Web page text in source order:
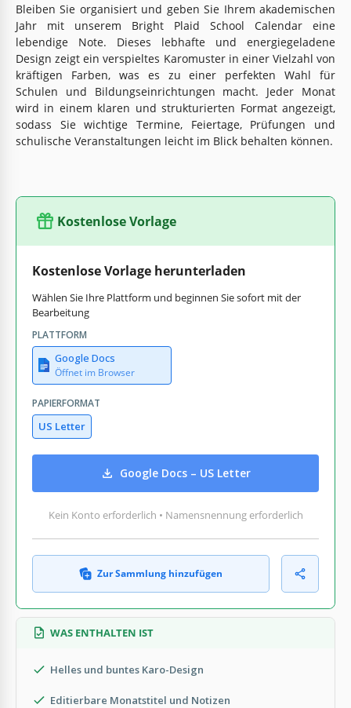
Bleiben Sie organisiert und geben Sie Ihrem akademischen
Jahr mit unserem Bright Plaid School Calendar eine
lebendige Note. Dieses lebhafte und energiegeladene
Design zeigt ein verspieltes Karomuster in einer Vielzahl von
kräftigen Farben, was es zu einer perfekten Wahl für
Schulen und Bildungseinrichtungen macht. Jeder Monat
wird in einem klaren und strukturierten Format angezeigt,
sodass Sie wichtige Termine, Feiertage, Prüfungen und
schulische Veranstaltungen leicht im Blick behalten können.
Kostenlose Vorlage
Kostenlose Vorlage herunterladen
Wählen Sie Ihre Plattform und beginnen Sie sofort mit der
Bearbeitung
PLATTFORM
Google Docs
Öffnet im Browser
PAPIERFORMAT
US Letter
Google Docs – US Letter
Kein Konto erforderlich • Namensnennung erforderlich
Zur Sammlung hinzufügen
WAS ENTHALTEN IST
Helles und buntes Karo-Design
Editierbare Monatstitel und Notizen